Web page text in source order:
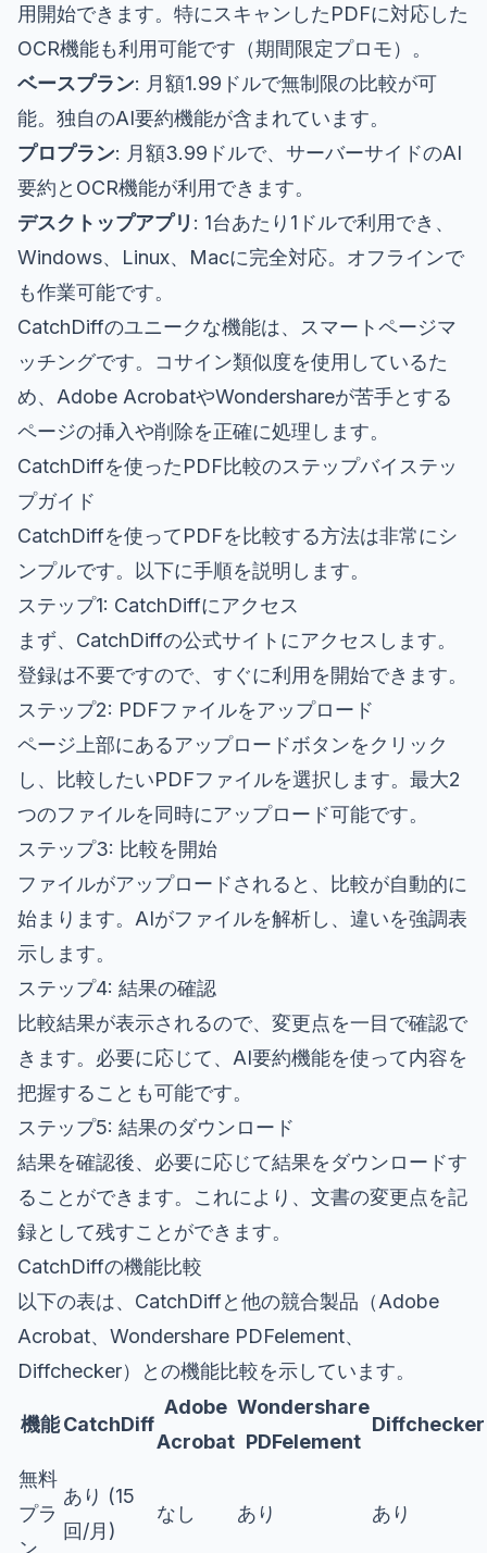
用開始できます。特にスキャンしたPDFに対応した
OCR機能も利用可能です（期間限定プロモ）。
ベースプラン: 月額1.99ドルで無制限の比較が可
能。独自のAI要約機能が含まれています。
プロプラン: 月額3.99ドルで、サーバーサイドのAI
要約とOCR機能が利用できます。
デスクトップアプリ : 1台あたり1ドルで利用でき、
Windows、Linux、Macに完全対応。オフラインで
も作業可能です。
CatchDiffのユニークな機能は、スマートページマ
ッチングです。コサイン類似度を使用しているた
め、Adobe AcrobatやWondershareが苦手とする
ページの挿入や削除を正確に処理します。
CatchDiffを使ったPDF比較のステップバイステッ
プガイド
CatchDiffを使ってPDFを比較する方法は非常にシ
ンプルです。以下に手順を説明します。
ステップ1: CatchDiffにアクセス
まず、 CatchDiffの公式サイト にアクセスします。
登録は不要ですので、すぐに利用を開始できます。
ステップ2: PDFファイルをアップロード
ページ上部にあるアップロードボタンをクリック
し、比較したいPDFファイルを選択します。最大2
つのファイルを同時にアップロード可能です。
ステップ3: 比較を開始
ファイルがアップロードされると、比較が自動的に
始まります。AIがファイルを解析し、違いを強調表
示します。
ステップ4: 結果の確認
比較結果が表示されるので、変更点を一目で確認で
きます。必要に応じて、AI要約機能を使って内容を
把握することも可能です。
ステップ5: 結果のダウンロード
結果を確認後、必要に応じて結果をダウンロードす
ることができます。これにより、文書の変更点を記
録として残すことができます。
CatchDiffの機能比較
以下の表は、CatchDiffと他の競合製品（Adobe
Acrobat、Wondershare PDFelement、
Diffchecker）との機能比較を示しています。
機能 CatchDiff
Adobe
Acrobat
Wondershare
PDFelement
Diffchecker
無料
プラ
ン
あり (15
回/月)
なし あり あり